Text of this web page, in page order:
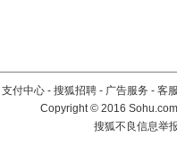
支付中心 - 搜狐招聘 - 广告服务 - 客
Copyright©2016
搜狐不良信息举